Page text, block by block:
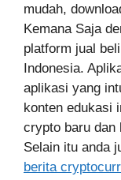
mudah,
Kemana Saja
platform jual
Indonesia.
aplikasi yang
konten edukasi
crypto baru dan
Selain itu anda
berita